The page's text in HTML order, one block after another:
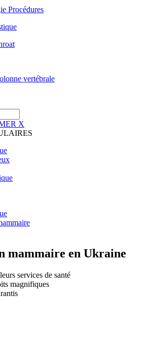
Procédures
vertébrale
X
mammaire en Ukraine
services de santé
magnifiques